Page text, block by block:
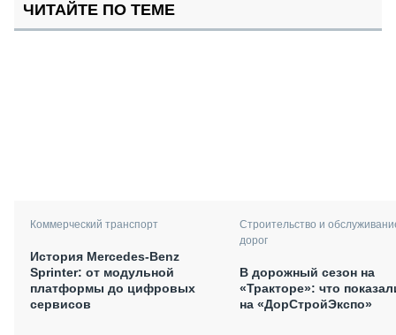
ЧИТАЙТЕ ПО ТЕМЕ
Коммерческий транспорт
История Mercedes-Benz
Sprinter: от модульной
платформы до цифровых
сервисов
Строительство и
дорог
В дорожный сезон на
«Тракторе»: что
на «ДорСтройЭкспо»